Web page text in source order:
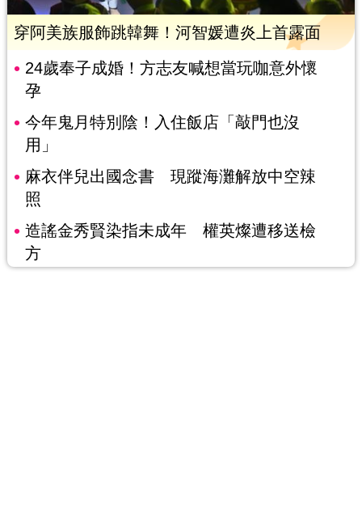
穿阿美族服飾跳韓舞！河智媛遭炎上首露面
24歲奉子成婚！方志友喊想當玩咖意外懷
孕
今年鬼月特別陰！入住飯店「敲門也沒
用」
麻衣伴兒出國念書 現蹤海灘解放中空辣
照
造謠金秀賢染指未成年 權英燦遭移送檢
方